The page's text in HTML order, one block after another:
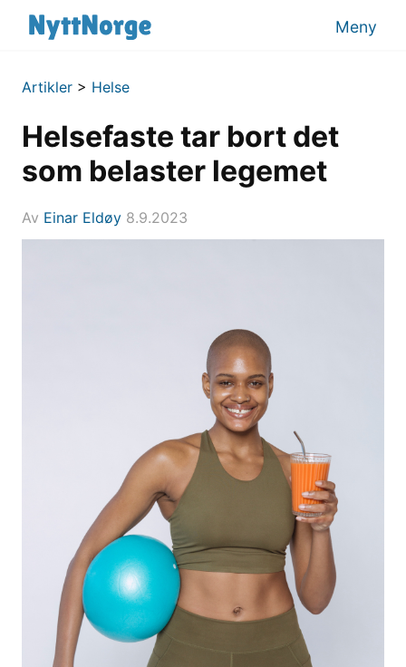
Meny
Artikler > Helse
Helsefaste tar bort det
som belaster legemet
Av Einar Eldøy 8.9.2023